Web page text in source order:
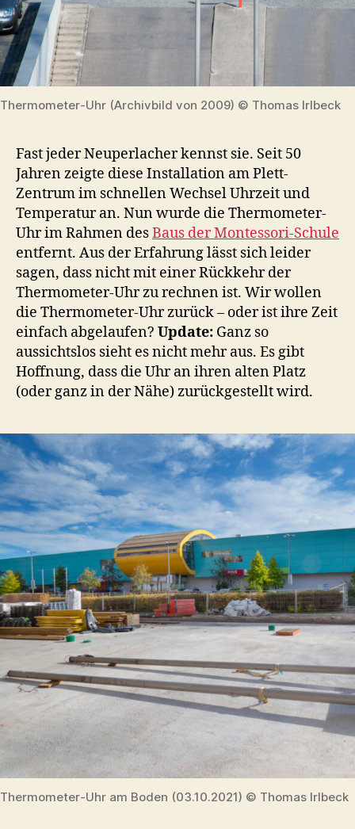
Thermometer-Uhr (Archivbild von 2009) © Thomas Irlbeck
Fast jeder Neuperlacher kennst sie. Seit 50
Jahren zeigte diese Installation am Plett-
Zentrum im schnellen Wechsel Uhrzeit und
Temperatur an. Nun wurde die Thermometer-
Uhr im Rahmen desBaus der Montessori-Schule
entfernt. Aus der Erfahrung lässt sich leider
sagen, dass nicht mit einer Rückkehr der
Thermometer-Uhr zu rechnen ist. Wir wollen
die Thermometer-Uhr zurück – oder ist ihre Zeit
einfach abgelaufen? Update: Ganz so
aussichtslos sieht es nicht mehr aus. Es gibt
Hoffnung, dass die Uhr an ihren alten Platz
(oder ganz in der Nähe) zurückgestellt wird.
Thermometer-Uhr am Boden (03.10.2021) © Thomas Irlbeck